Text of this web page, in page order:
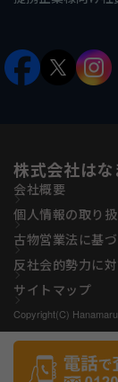
株式会社はな
会社概要
個人情報の取り
古物営業法に基
反社会的勢力に
サイトマップ
Copyright(C)